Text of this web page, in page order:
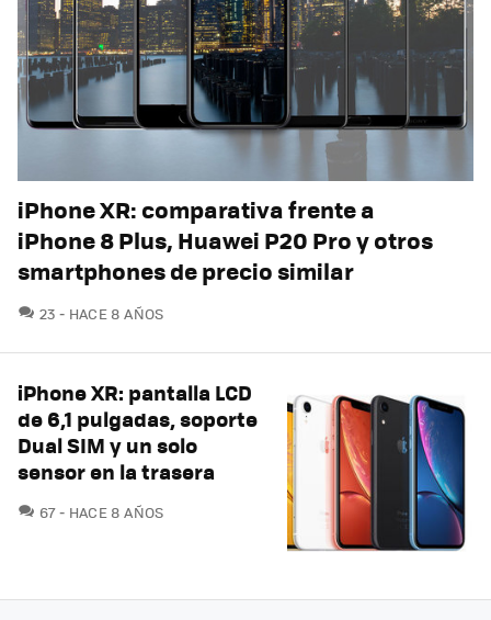
iPhone XR: comparativa frente a
iPhone 8 Plus, Huawei P20 Pro y otros
smartphones de precio similar
23 COMENTARIOS
HACE 8 AÑOS
iPhone XR: pantalla LCD
de 6,1 pulgadas, soporte
Dual SIM y un solo
sensor en la trasera
67COMENTARIOS
HACE 8 AÑOS